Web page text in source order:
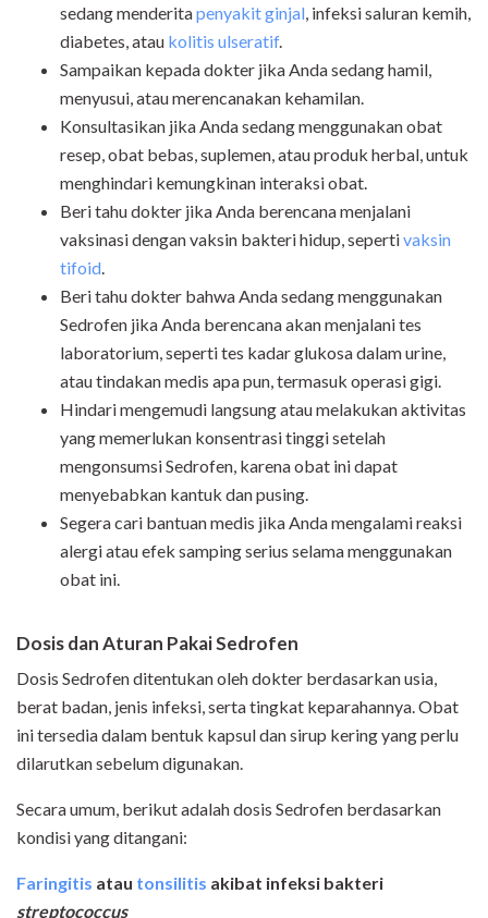
sedang menderitapenyakit ginjal, infeksi saluran kemih,
diabetes, atau kolitis ulseratif.
Sampaikan kepada dokter jika Anda sedang hamil,
menyusui, atau merencanakan kehamilan.
Konsultasikan jika Anda sedang menggunakan obat
resep, obat bebas, suplemen, atau produk herbal, untuk
menghindari kemungkinan interaksi obat.
Beri tahu dokter jika Anda berencana menjalani
vaksinasi dengan vaksin bakteri hidup, sepertivaksin
tifoid.
Beri tahu dokter bahwa Anda sedang menggunakan
Sedrofen jika Anda berencana akan menjalani tes
laboratorium, seperti tes kadar glukosa dalam urine,
atau tindakan medis apa pun, termasuk operasi gigi.
Hindari mengemudi langsung atau melakukan aktivitas
yang memerlukan konsentrasi tinggi setelah
mengonsumsi Sedrofen, karena obat ini dapat
menyebabkan kantuk dan pusing.
Segera cari bantuan medis jika Anda mengalami reaksi
alergi atau efek samping serius selama menggunakan
obat ini.
Dosis dan Aturan Pakai Sedrofen
Dosis Sedrofen ditentukan oleh dokter berdasarkan usia,
berat badan, jenis infeksi, serta tingkat keparahannya. Obat
ini tersedia dalam bentuk kapsul dan sirup kering yang perlu
dilarutkan sebelum digunakan.
Secara umum, berikut adalah dosis Sedrofen berdasarkan
kondisi yang ditangani:
Faringitis atau tonsilitis akibat infeksi bakteri
streptococcus